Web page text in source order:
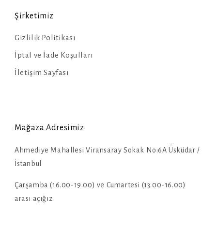
Şirketimiz
Gizlilik Politikası
İptal ve İade Koşulları
İletişim Sayfası
Mağaza Adresimiz
Ahmediye Mahallesi Viransaray Sokak No:6A Üsküdar /
İstanbul
Çarşamba (16.00-19.00) ve Cumartesi (13.00-16.00)
arası açığız.